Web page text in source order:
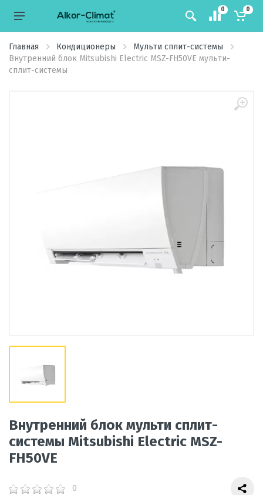
0 0
Главная Кондиционеры
Мульти сплит-системы
Внутренний блок Mitsubishi Electric MSZ-FH50VE мульти-
сплит-системы
Внутренний блок мульти сплит-
системы Mitsubishi Electric MSZ-
FH50VE
0